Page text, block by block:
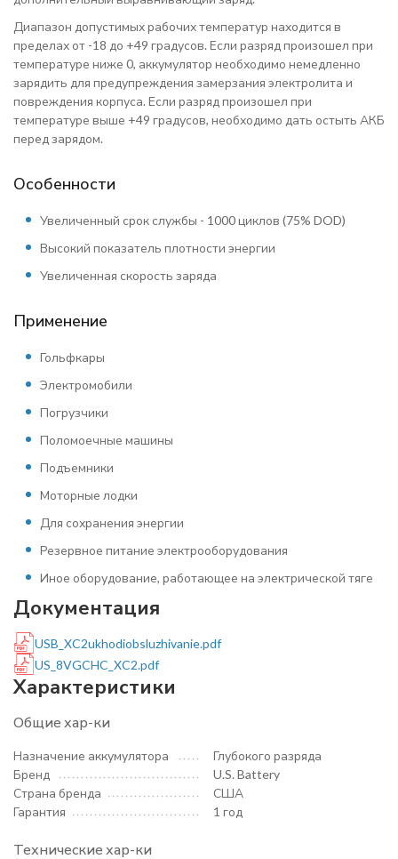
Диапазон допустимых рабочих температур находится в
пределах от -18 до +49 градусов. Если разряд произошел при
температуре ниже 0, аккумулятор необходимо немедленно
зарядить для предупреждения замерзания электролита и
повреждения корпуса. Если разряд произошел при
температуре выше +49 градусов, необходимо дать остыть АКБ
перед зарядом.
Особенности
Увеличенный срок службы - 1000 циклов (75% DOD)
Высокий показатель плотности энергии
Увеличенная скорость заряда
Применение
Гольфкары
Электромобили
Погрузчики
Поломоечные машины
Подъемники
Моторные лодки
Для сохранения энергии
Резервное питание электрооборудования
Иное оборудование, работающее на электрической тяге
Документация
USB_XC2ukhodiobsluzhivanie.pdf
US_8VGCHC_XC2.pdf
Характеристики
Общие хар-ки
Назначение аккумулятора
Глубокого разряда
Бренд
U.S. Battery
Страна бренда
США
Гарантия
1 год
Технические хар-ки